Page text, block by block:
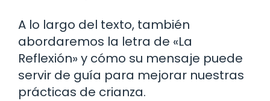
A lo largo del texto, también
abordaremos la letra de «La
Reflexión» y cómo su mensaje puede
servir de guía para mejorar nuestras
prácticas de crianza.